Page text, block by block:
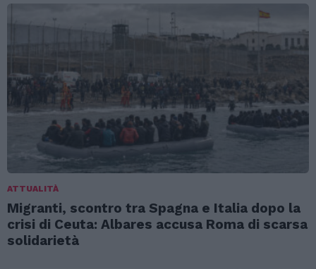
ATTUALITÀ
Migranti, scontro tra Spagna e Italia dopo la
crisi di Ceuta: Albares accusa Roma di scarsa
solidarietà